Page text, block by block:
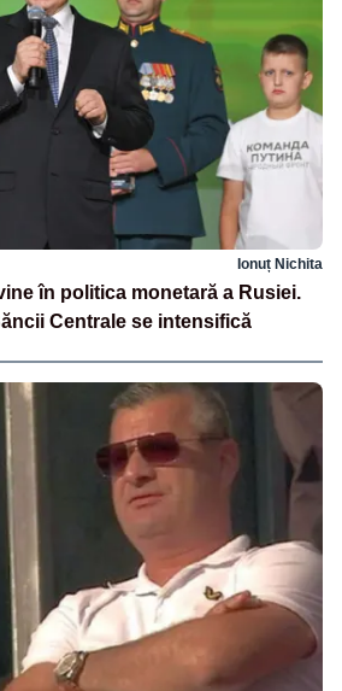
Ionuț Nichita
în politica monetară a Rusiei.
Centrale se intensifică